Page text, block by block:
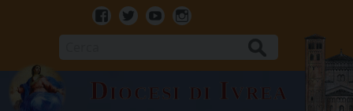
Facebook
TwitterYoutubeInstagram
Diocesi di Ivrea